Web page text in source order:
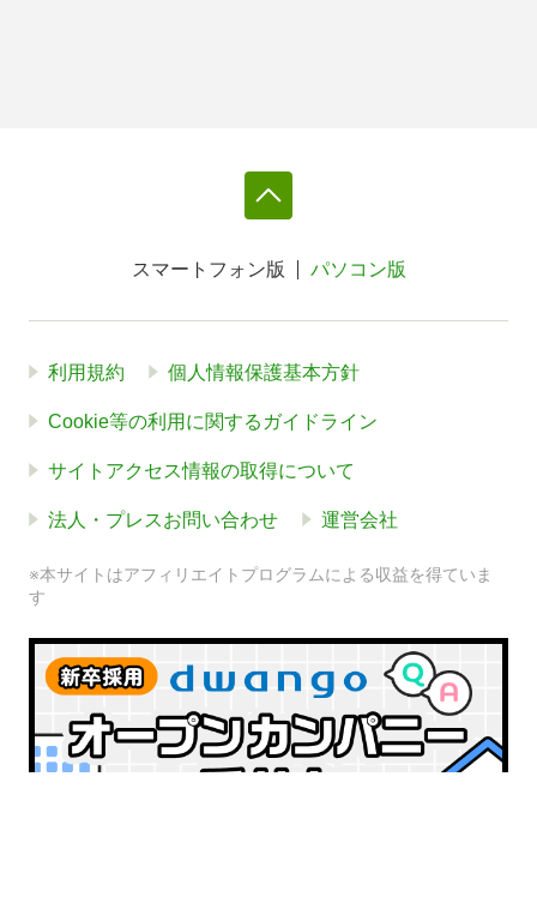
スマートフォン版 パソコン版
利用規約 個人情報保護基本方針
Cookie等の利用に関するガイドライン
サイトアクセス情報の取得について
法人・プレスお問い合わせ 運営会社
※本サイトはアフィリエイトプログラムによる収益を得ていま
す